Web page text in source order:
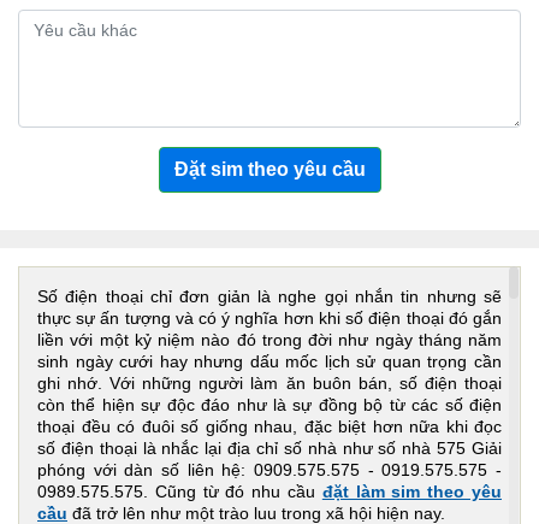
Đặt sim theo yêu cầu
Số điện thoại chỉ đơn giản là nghe gọi nhắn tin nhưng sẽ
thực sự ấn tượng và có ý nghĩa hơn khi số điện thoại đó gắn
liền với một kỷ niệm nào đó trong đời như ngày tháng năm
sinh ngày cưới hay nhưng dấu mốc lịch sử quan trọng cần
ghi nhớ. Với những người làm ăn buôn bán, số điện thoại
còn thể hiện sự độc đáo như là sự đồng bộ từ các số điện
thoại đều có đuôi số giống nhau, đặc biệt hơn nữa khi đọc
số điện thoại là nhắc lại địa chỉ số nhà như số nhà 575 Giải
phóng với dàn số liên hệ: 0909.575.575 - 0919.575.575 -
0989.575.575. Cũng từ đó nhu cầu đặt làm sim theo yêu
cầu đã trở lên như một trào luu trong xã hội hiện nay.